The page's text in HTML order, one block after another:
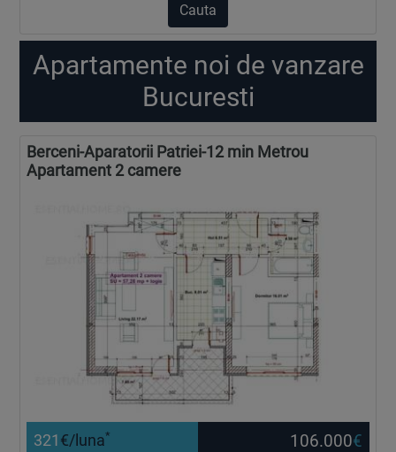
Cauta
Apartamente noi de vanzare
Bucuresti
Berceni-Aparatorii Patriei-12 min Metrou
Apartament 2 camere
321 €/luna* 106.000€